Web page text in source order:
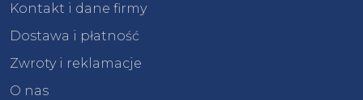
Kontakt i dane firmy
Dostawa i płatność
Zwroty i reklamacje
O nas